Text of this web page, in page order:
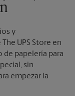
y
UPS Store en
de papelería para
sin
empezar la